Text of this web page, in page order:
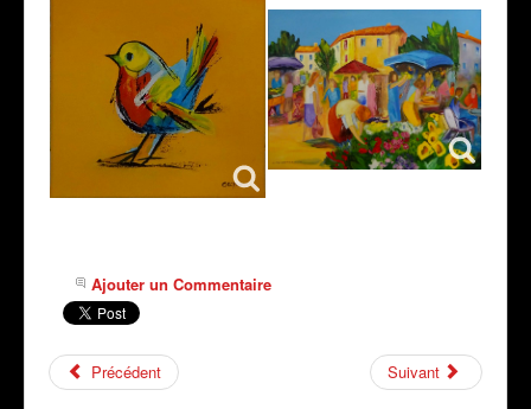
Ajouter un Commentaire
Précédent Suivant